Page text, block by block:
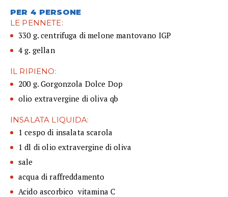
PER 4 PERSONE
LE PENNETE:
330 g. centrifuga di melone mantovano IGP
4 g. gellan
IL RIPIENO:
200 g. Gorgonzola Dolce Dop
olio extravergine di oliva qb
INSALATA LIQUIDA:
1 cespo di insalata scarola
1 dl di olio extravergine di oliva
sale
acqua di raffreddamento
Acido ascorbico  vitamina C